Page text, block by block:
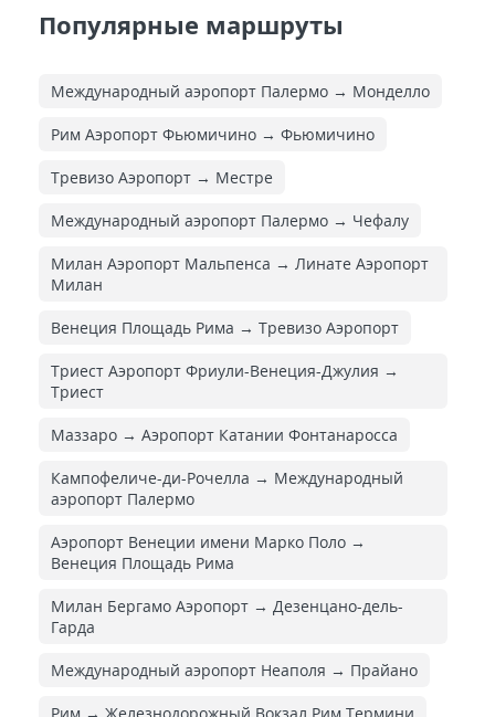
Популярные маршруты
Международный аэропорт Палермо → Монделло
Рим Аэропорт Фьюмичино → Фьюмичино
Тревизо Аэропорт → Местре
Международный аэропорт Палермо → Чефалу
Милан Аэропорт Мальпенса → Линате Аэропорт
Милан
Венеция Площадь Рима → Тревизо Аэропорт
Триест Аэропорт Фриули-Венеция-Джулия →
Триест
Маззаро → Аэропорт Катании Фонтанаросса
Кампофеличе-ди-Рочелла → Международный
аэропорт Палермо
Аэропорт Венеции имени Марко Поло →
Венеция Площадь Рима
Милан Бергамо Аэропорт → Дезенцано-дель-
Гарда
Международный аэропорт Неаполя → Прайано